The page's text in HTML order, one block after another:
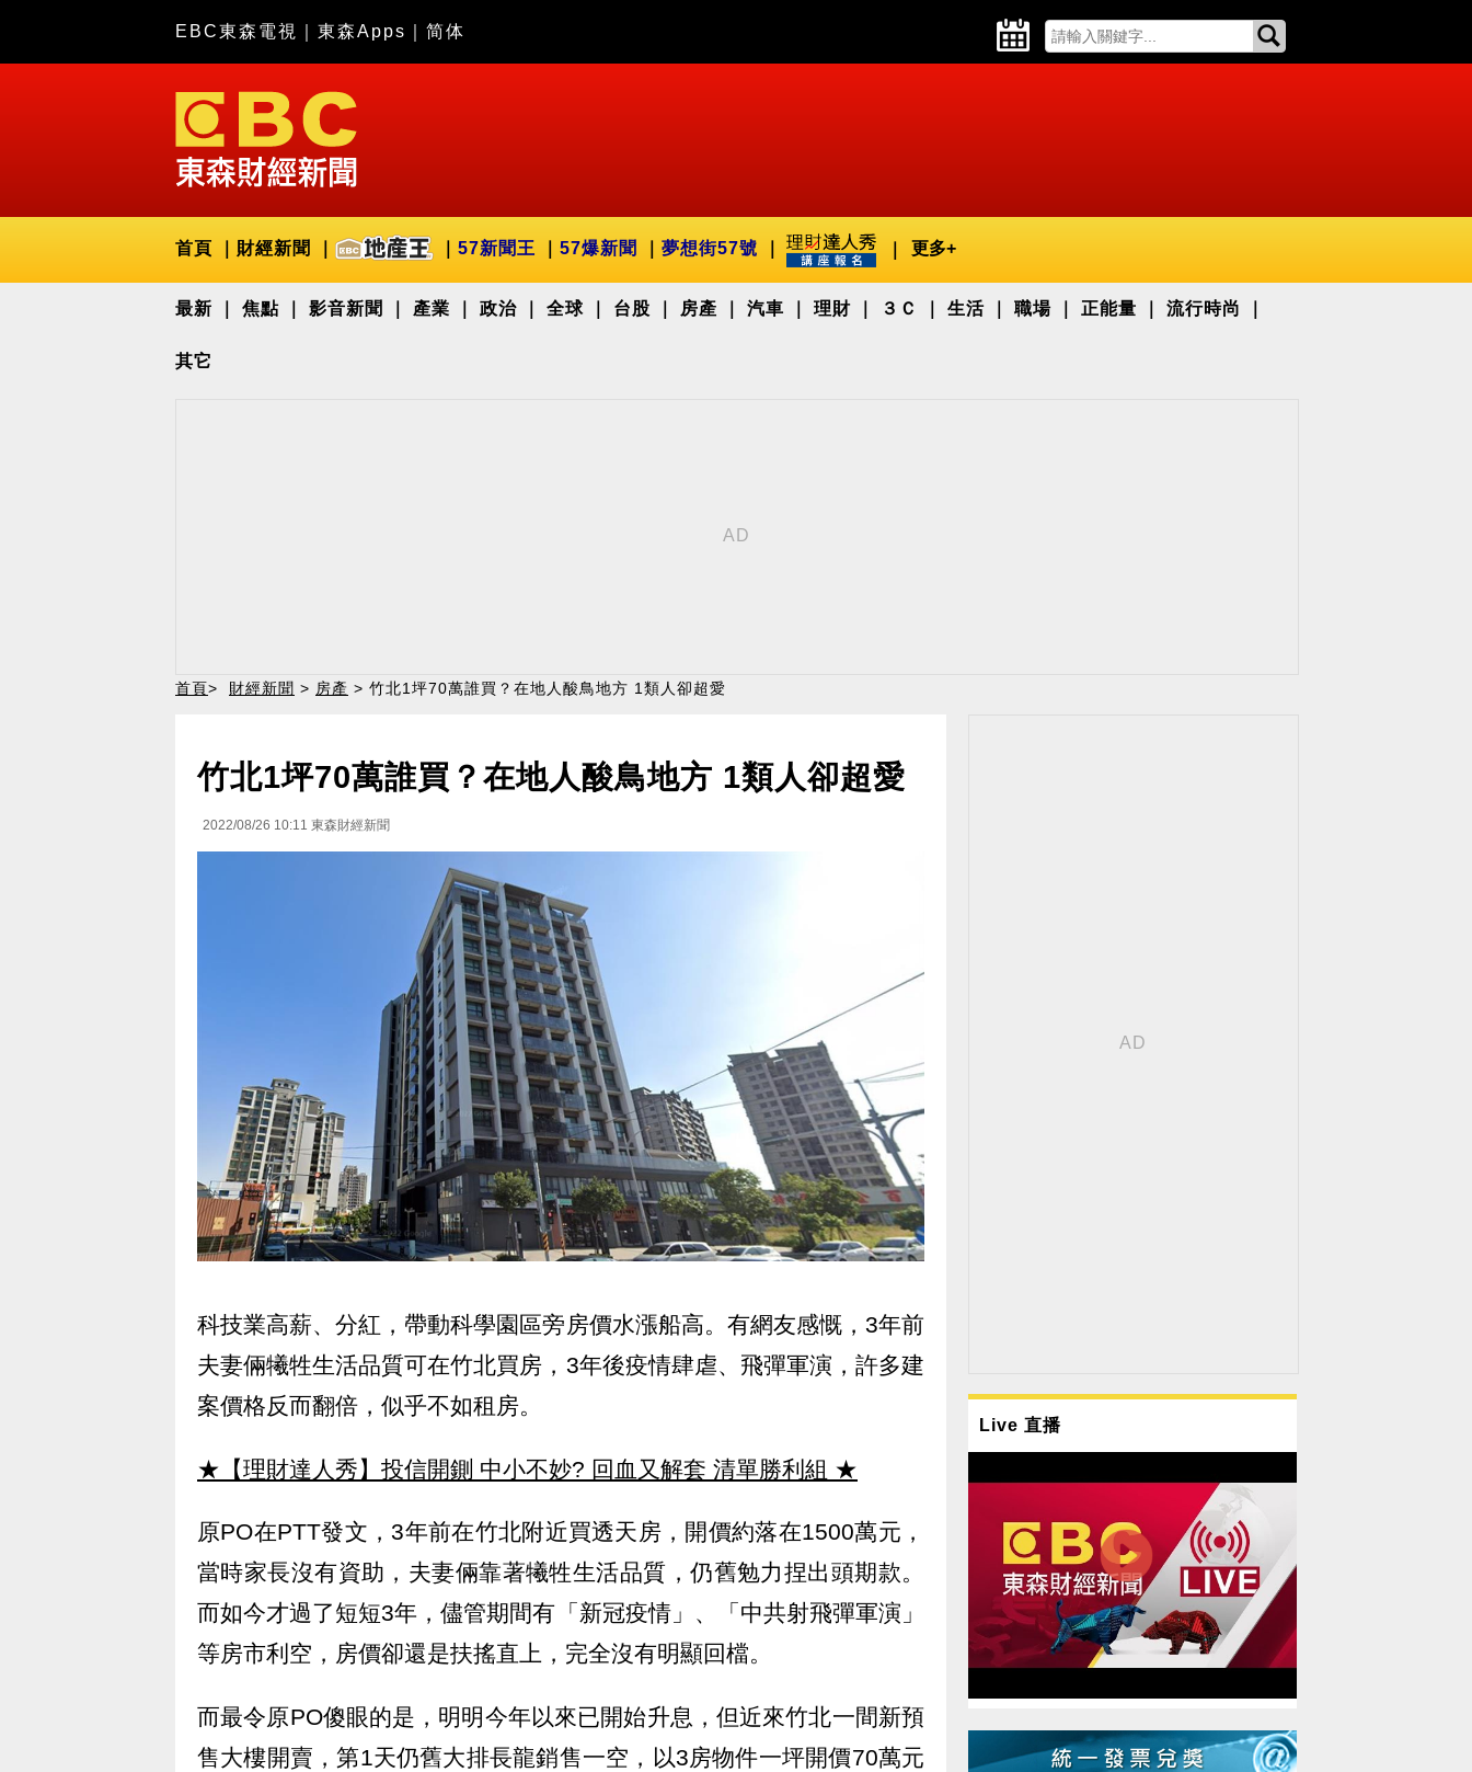
EBC東森電視 東森Apps 简体
首頁 財經新聞 57新聞王 57爆新聞 夢想街57號 更多+
最新 焦點 影音新聞 產業 政治 全球 台股 房產 汽車 理財 ３Ｃ 生活 職場 正能量 流行時尚
其它
首頁> 財經新聞 > 房產 > 竹北1坪70萬誰買？在地人酸鳥地方 1類人卻超愛
竹北1坪70萬誰買？在地人酸鳥地方 1類人卻超愛
2022/08/26 10:11 東森財經新聞
科技業高薪、分紅，帶動科學園區旁房價水漲船高。有網友感慨，3年前
夫妻倆犧牲生活品質可在竹北買房，3年後疫情肆虐、飛彈軍演，許多建
案價格反而翻倍，似乎不如租房。
★【理財達人秀】投信開鍘 中小不妙? 回血又解套 清單勝利組 ★
原PO在PTT發文，3年前在竹北附近買透天房，開價約落在1500萬元，
當時家長沒有資助，夫妻倆靠著犧牲生活品質，仍舊勉力捏出頭期款。
而如今才過了短短3年，儘管期間有「新冠疫情」、「中共射飛彈軍演」
等房市利空，房價卻還是扶搖直上，完全沒有明顯回檔。
而最令原PO傻眼的是，明明今年以來已開始升息，但近來竹北一間新預
售大樓開賣，第1天仍舊大排長龍銷售一空，以3房物件一坪開價70萬元
Live 直播